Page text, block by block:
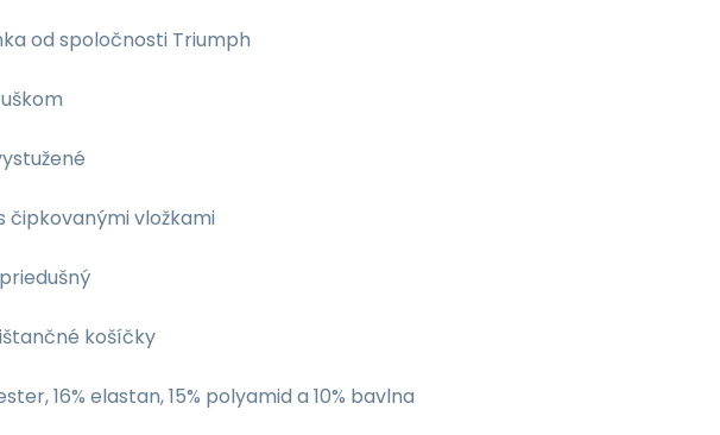
od spoločnosti Triumph
čipkovanými vložkami
košíčky
16% elastan, 15% polyamid a 10% bavlna